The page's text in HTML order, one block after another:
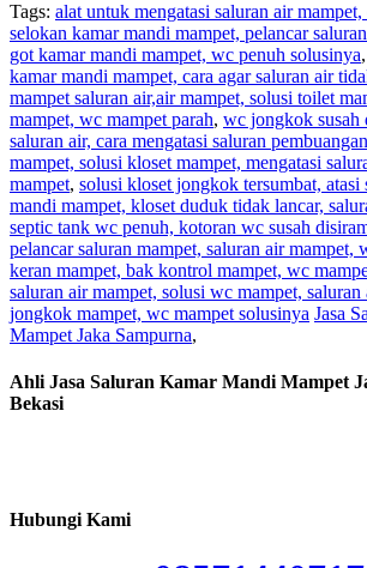
Tags: alat untuk mengatasi saluran air mampet,
selokan kamar mandi mampet, pelancar
got kamar mandi mampet, wc penuh solusinya,
kamar mandi mampet, cara agar saluran air
mampet saluran air,air mampet, solusi toilet
mampet, wc mampet parah, wc jongkok susah
saluran air, cara mengatasi saluran
mampet, solusi kloset mampet, mengatasi
mampet, solusi kloset jongkok tersumbat, atasi
mandi mampet, kloset duduk tidak lancar,
septic tank wc penuh, kotoran wc susah
pelancar saluran mampet, saluran air mampet,
keran mampet, bak kontrol mampet, wc
saluran air mampet, solusi wc mampet,
jongkok mampet, wc mampet solusinya Jasa
Mampet Jaka Sampurna,
Ahli Jasa Saluran Kamar Mandi Mampet
Bekasi
Hubungi Kami